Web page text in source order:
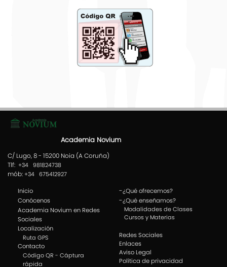
Academia Novium
C/ Lugo, 8 - 15200 Noia (A Coruña)
Tlf: +34 981824738
mób: +34 675412927
Inicio
Conócenos
Academia Novium en Redes
Sociales
Localización
Ruta GPS
Contacto
Código QR - Cáptura
rápida
-¿Qué ofrecemos?
-¿Qué enseñamos?
Modalidades de Clases
Cursos y Materias
Redes Sociales
Enlaces
Aviso Legal
Política de privacidad